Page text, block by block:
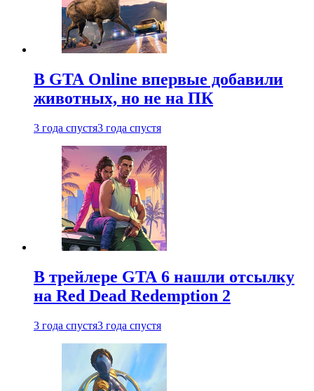
В GTA Online впервые добавили
животных, но не на ПК
3 года спустя3 года спустя
В трейлере GTA 6 нашли отсылку
на Red Dead Redemption 2
3 года спустя3 года спустя